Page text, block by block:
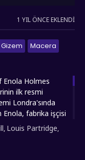
1 YIL ÖNCE EKLENDI
Gizem
Macera
Enola Holmes
ilk resmi
Londra'sında
Enola, fabrika işçisi
başlar.
koşullarını
beklenmedik
Cavill)
, Louis Partridge,